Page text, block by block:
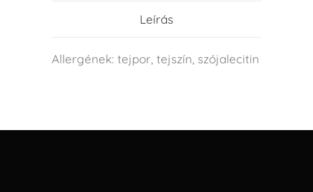
Leírás
Allergének: tejpor, tejszín, szójalecitin